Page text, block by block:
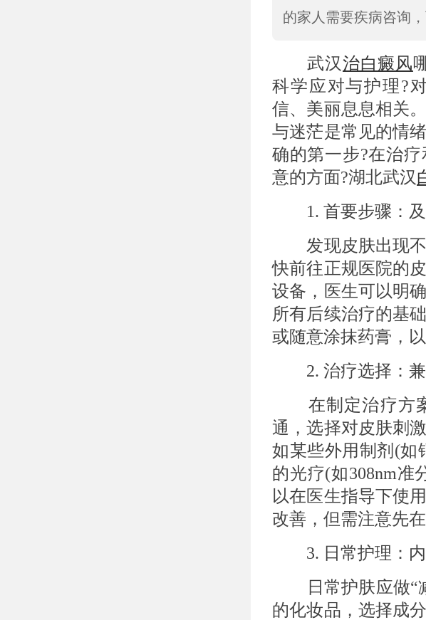
的家人需要疾病咨询
武汉治白癜风
科学应对与护理?
信、美丽息息相关
与迷茫是常见的情
确的第一步?在治
意的方面?湖北武汉
1. 首要步骤：及
发现皮肤出现不
快前往正规医院的
设备，医生可以明
所有后续治疗的基
或随意涂抹药膏，以
2. 治疗选择：兼
在制定治疗方案
通，选择对皮肤刺
如某些外用制剂(如
的光疗(如308nm准
以在医生指导下使
改善，但需注意先
3. 日常护理：内
日常护肤应做“减
的化妆品，选择成